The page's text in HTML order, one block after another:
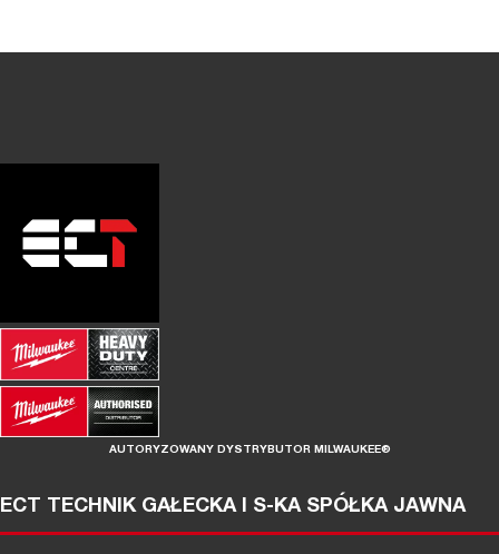
AUTORYZOWANY DYSTRYBUTOR MILWAUKEE®
ECT TECHNIK GAŁECKA I S-KA SPÓŁKA JAWNA